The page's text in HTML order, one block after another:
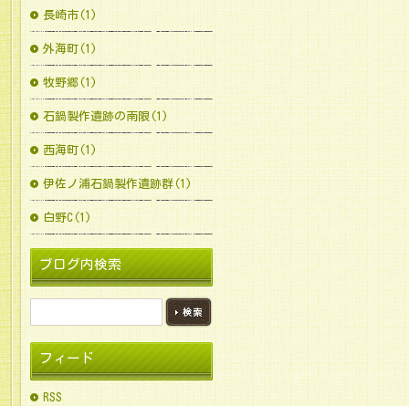
長崎市(1)
外海町(1)
牧野郷(1)
石鍋製作遺跡の南限(1)
西海町(1)
伊佐ノ浦石鍋製作遺跡群(1)
白野C(1)
ブログ内検索
フィード
RSS